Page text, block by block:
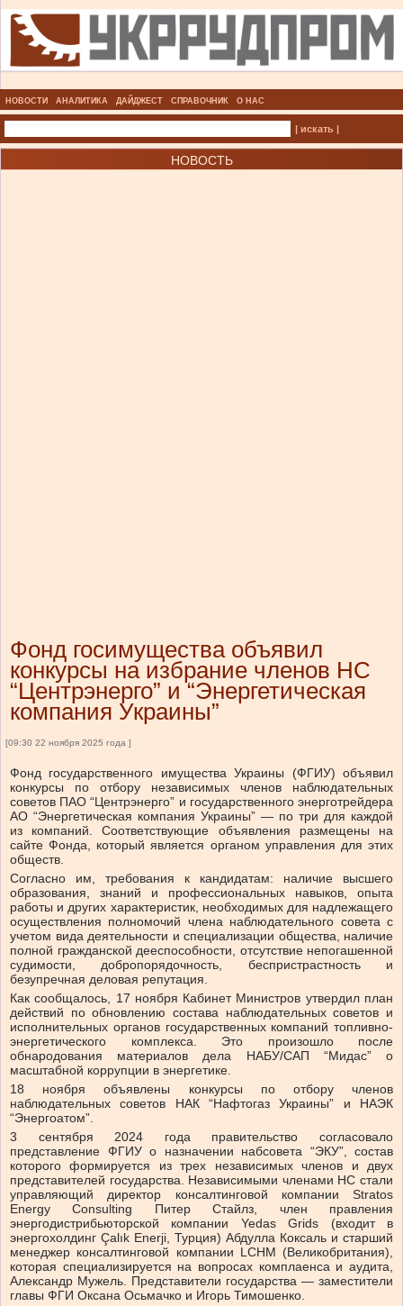
НОВОСТИ АНАЛИТИКА ДАЙДЖЕСТ СПРАВОЧНИК О НАС
| искать |
НОВОСТЬ
Фонд госимущества объявил
конкурсы на избрание членов НС
“Центрэнерго” и “Энергетическая
компания Украины”
[09:30 22 ноября 2025 года ]
Фонд государственного имущества Украины (ФГИУ) объявил
конкурсы по отбору независимых членов наблюдательных
советов ПАО “Центрэнерго” и государственного энерготрейдера
АО “Энергетическая компания Украины” — по три для каждой
из компаний. Соответствующие объявления размещены на
сайте Фонда, который является органом управления для этих
обществ.
Согласно им, требования к кандидатам: наличие высшего
образования, знаний и профессиональных навыков, опыта
работы и других характеристик, необходимых для надлежащего
осуществления полномочий члена наблюдательного совета с
учетом вида деятельности и специализации общества, наличие
полной гражданской дееспособности, отсутствие непогашенной
судимости, добропорядочность, беспристрастность и
безупречная деловая репутация.
Как сообщалось, 17 ноября Кабинет Министров утвердил план
действий по обновлению состава наблюдательных советов и
исполнительных органов государственных компаний топливно-
энергетического комплекса. Это произошло после
обнародования материалов дела НАБУ/САП “Мидас” о
масштабной коррупции в энергетике.
18 ноября объявлены конкурсы по отбору членов
наблюдательных советов НАК “Нафтогаз Украины” и НАЭК
“Энергоатом”.
3 сентября 2024 года правительство согласовало
представление ФГИУ о назначении набсовета “ЭКУ”, состав
которого формируется из трех независимых членов и двух
представителей государства. Независимыми членами НС стали
управляющий директор консалтинговой компании Stratos
Energy Consulting Питер Стайлз, член правления
энергодистрибьюторской компании Yedas Grids (входит в
энергохолдинг Çalık Enerji, Турция) Абдулла Коксаль и старший
менеджер консалтинговой компании LCHM (Великобритания),
которая специализируется на вопросах комплаенса и аудита,
Александр Мужель. Представители государства — заместители
главы ФГИ Оксана Осьмачко и Игорь Тимошенко.